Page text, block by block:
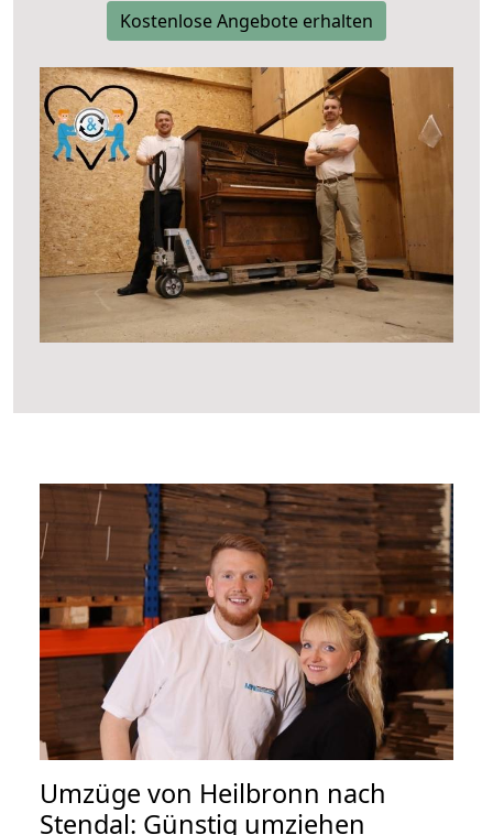
Kostenlose Angebote erhalten
Umzüge von Heilbronn nach
Stendal: Günstig umziehen